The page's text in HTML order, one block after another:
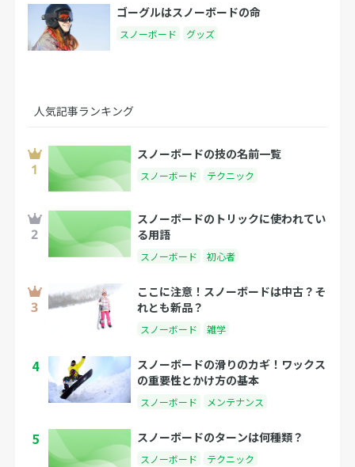
ゴーグルはスノーボードの命
スノーボード グッズ
人気記事ランキング
スノーボードの技の名前一覧
スノーボード テクニック
スノーボードのトリックに使われてい
る用語
スノーボード 初心者
ここに注意！スノーボードは中古？そ
れとも新品？
スノーボード 雑学
4
スノーボードの滑りのカギ！ワックス
の重要性とかけ方の基本
スノーボード メンテナンス
5 スノーボードのターンは何種類？
スノーボード テクニック